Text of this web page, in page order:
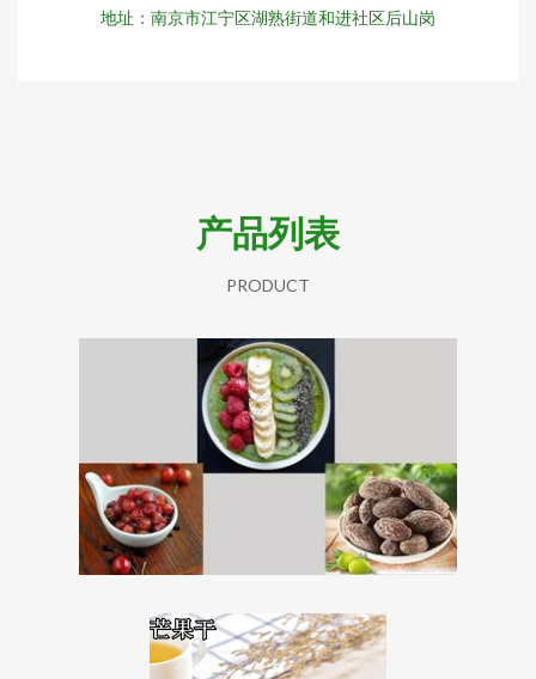
地址：南京市江宁区湖熟街道和进社区后山岗
产品列表
PRODUCT